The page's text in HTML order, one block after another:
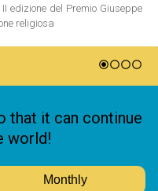
edizione del Premio Giuseppe
religiosa